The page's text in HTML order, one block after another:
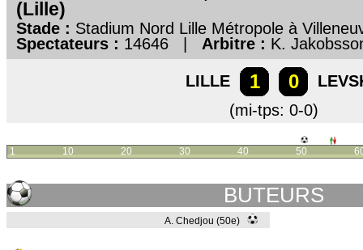
(Lille)
Stade : Stadium Nord Lille Métropole à
Spectateurs : 14646 | Arbitre : K.
LILLE 1 0
(mi-tps: 0-0)
1 10 20 30 40 50
BUTEURS
A. Chedjou (50e)